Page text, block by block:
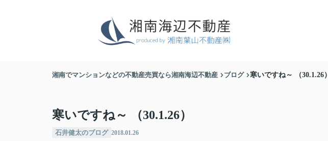
湘南でマンションなどの不動産売買なら湘南海辺不動産 ブログ 寒いですね～ （30.1.26）
寒いですね～ （30.1.26）
石井健太のブログ 2018.01.26